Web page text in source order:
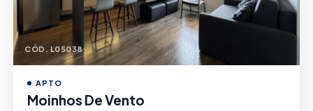
CÓD. L05038
APTO
Moinhos De Vento